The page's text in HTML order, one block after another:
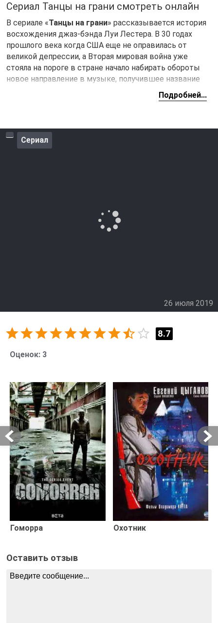
Сериал Танцы на грани смотреть онлайн
В сериале «Танцы на грани» рассказывается история
восхождения джаз-бэнда Луи Лестера. В 30 годах
прошлого века когда США еще не оправилась от
великой депрессии, а Вторая мировая война уже
стояла на пороге в стране начало набирать обороты
новое направление в музыке, получившее название
Джаз. главный герой сериала Стэнли Митчелл
стремится помочь участникам джаз-бэнда буквально
Подробней...
Сериал
26 июля 2019
8.7
Оценок: 3
Гоморра Охотник
Оставить отзыв